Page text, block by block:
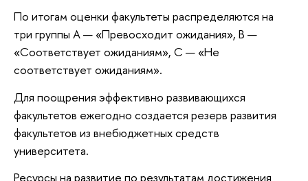
По итогам оценки факультеты распределяются на
три группы А — «Превосходит ожидания», B —
«Соответствует ожиданиям», C — «Не
соответствует ожиданиям».
Для поощрения эффективно развивающихся
факультетов ежегодно создается резерв развития
факультетов из внебюджетных средств
университета.
Ресурсы на развитие по результатам достижения